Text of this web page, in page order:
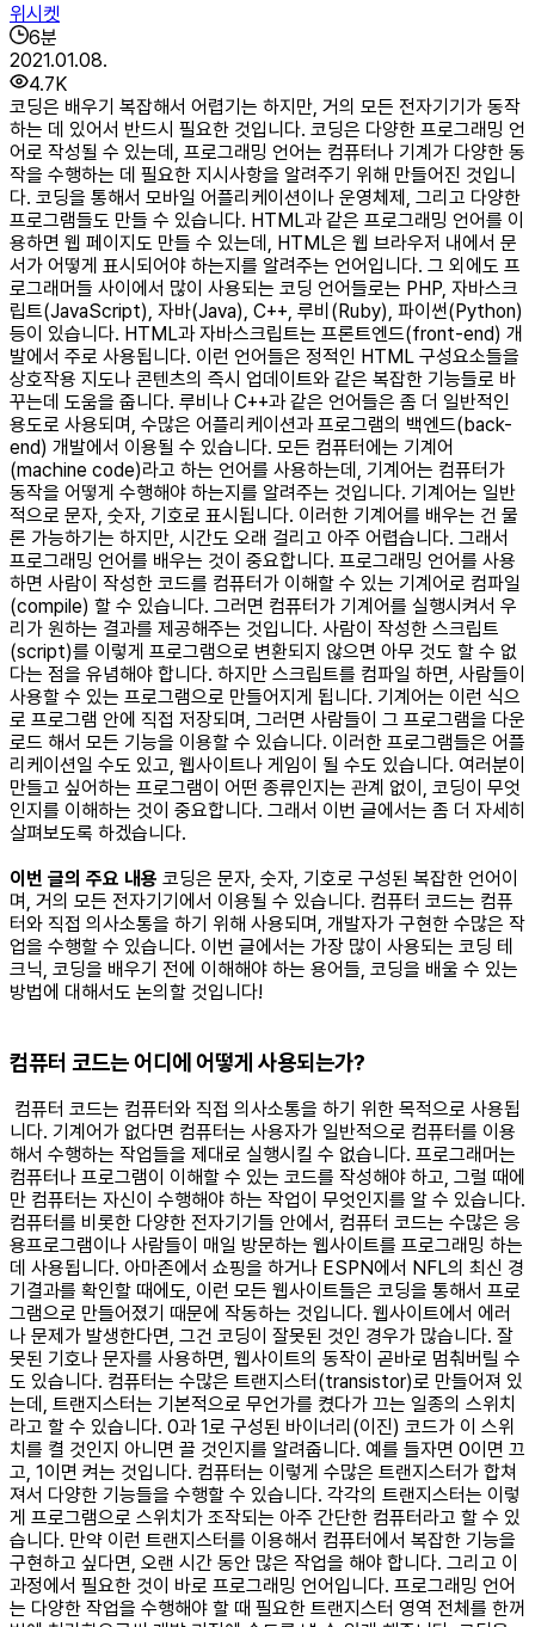
위시켓
6분
2021.01.08.
4.7K
코딩은 배우기 복잡해서 어렵기는 하지만, 거의 모든 전자기기가 동작
하는 데 있어서 반드시 필요한 것입니다. 코딩은 다양한 프로그래밍 언
어로 작성될 수 있는데, 프로그래밍 언어는 컴퓨터나 기계가 다양한 동
작을 수행하는 데 필요한 지시사항을 알려주기 위해 만들어진 것입니
다. 코딩을 통해서 모바일 어플리케이션이나 운영체제, 그리고 다양한
프로그램들도 만들 수 있습니다. HTML과 같은 프로그래밍 언어를 이
용하면 웹 페이지도 만들 수 있는데, HTML은 웹 브라우저 내에서 문
서가 어떻게 표시되어야 하는지를 알려주는 언어입니다. 그 외에도 프
로그래머들 사이에서 많이 사용되는 코딩 언어들로는 PHP, 자바스크
립트(JavaScript), 자바(Java), C++, 루비(Ruby), 파이썬(Python)
등이 있습니다. HTML과 자바스크립트는 프론트엔드(front-end) 개
발에서 주로 사용됩니다. 이런 언어들은 정적인 HTML 구성요소들을
상호작용 지도나 콘텐츠의 즉시 업데이트와 같은 복잡한 기능들로 바
꾸는데 도움을 줍니다. 루비나 C++과 같은 언어들은 좀 더 일반적인
용도로 사용되며, 수많은 어플리케이션과 프로그램의 백엔드(back-
end) 개발에서 이용될 수 있습니다. 모든 컴퓨터에는 기계어
(machine code)라고 하는 언어를 사용하는데, 기계어는 컴퓨터가
동작을 어떻게 수행해야 하는지를 알려주는 것입니다. 기계어는 일반
적으로 문자, 숫자, 기호로 표시됩니다. 이러한 기계어를 배우는 건 물
론 가능하기는 하지만, 시간도 오래 걸리고 아주 어렵습니다. 그래서
프로그래밍 언어를 배우는 것이 중요합니다. 프로그래밍 언어를 사용
하면 사람이 작성한 코드를 컴퓨터가 이해할 수 있는 기계어로 컴파일
(compile) 할 수 있습니다. 그러면 컴퓨터가 기계어를 실행시켜서 우
리가 원하는 결과를 제공해주는 것입니다. 사람이 작성한 스크립트
(script)를 이렇게 프로그램으로 변환되지 않으면 아무 것도 할 수 없
다는 점을 유념해야 합니다. 하지만 스크립트를 컴파일 하면, 사람들이
사용할 수 있는 프로그램으로 만들어지게 됩니다. 기계어는 이런 식으
로 프로그램 안에 직접 저장되며, 그러면 사람들이 그 프로그램을 다운
로드 해서 모든 기능을 이용할 수 있습니다. 이러한 프로그램들은 어플
리케이션일 수도 있고, 웹사이트나 게임이 될 수도 있습니다. 여러분이
만들고 싶어하는 프로그램이 어떤 종류인지는 관계 없이, 코딩이 무엇
인지를 이해하는 것이 중요합니다. 그래서 이번 글에서는 좀 더 자세히
살펴보도록 하겠습니다.
이번 글의 주요 내용 코딩은 문자, 숫자, 기호로 구성된 복잡한 언어이
며, 거의 모든 전자기기에서 이용될 수 있습니다. 컴퓨터 코드는 컴퓨
터와 직접 의사소통을 하기 위해 사용되며, 개발자가 구현한 수많은 작
업을 수행할 수 있습니다. 이번 글에서는 가장 많이 사용되는 코딩 테
크닉, 코딩을 배우기 전에 이해해야 하는 용어들, 코딩을 배울 수 있는
방법에 대해서도 논의할 것입니다!
컴퓨터 코드는 어디에 어떻게 사용되는가?
컴퓨터 코드는 컴퓨터와 직접 의사소통을 하기 위한 목적으로 사용됩
니다. 기계어가 없다면 컴퓨터는 사용자가 일반적으로 컴퓨터를 이용
해서 수행하는 작업들을 제대로 실행시킬 수 없습니다. 프로그래머는
컴퓨터나 프로그램이 이해할 수 있는 코드를 작성해야 하고, 그럴 때에
만 컴퓨터는 자신이 수행해야 하는 작업이 무엇인지를 알 수 있습니다.
컴퓨터를 비롯한 다양한 전자기기들 안에서, 컴퓨터 코드는 수많은 응
용프로그램이나 사람들이 매일 방문하는 웹사이트를 프로그래밍 하는
데 사용됩니다. 아마존에서 쇼핑을 하거나 ESPN에서 NFL의 최신 경
기결과를 확인할 때에도, 이런 모든 웹사이트들은 코딩을 통해서 프로
그램으로 만들어졌기 때문에 작동하는 것입니다. 웹사이트에서 에러
나 문제가 발생한다면, 그건 코딩이 잘못된 것인 경우가 많습니다. 잘
못된 기호나 문자를 사용하면, 웹사이트의 동작이 곧바로 멈춰버릴 수
도 있습니다. 컴퓨터는 수많은 트랜지스터(transistor)로 만들어져 있
는데, 트랜지스터는 기본적으로 무언가를 켰다가 끄는 일종의 스위치
라고 할 수 있습니다. 0과 1로 구성된 바이너리(이진) 코드가 이 스위
치를 켤 것인지 아니면 끌 것인지를 알려줍니다. 예를 들자면 0이면 끄
고, 1이면 켜는 것입니다. 컴퓨터는 이렇게 수많은 트랜지스터가 합쳐
져서 다양한 기능들을 수행할 수 있습니다. 각각의 트랜지스터는 이렇
게 프로그램으로 스위치가 조작되는 아주 간단한 컴퓨터라고 할 수 있
습니다. 만약 이런 트랜지스터를 이용해서 컴퓨터에서 복잡한 기능을
구현하고 싶다면, 오랜 시간 동안 많은 작업을 해야 합니다. 그리고 이
과정에서 필요한 것이 바로 프로그래밍 언어입니다. 프로그래밍 언어
는 다양한 작업을 수행해야 할 때 필요한 트랜지스터 영역 전체를 한꺼